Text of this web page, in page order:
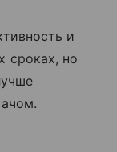
и
сроках, но